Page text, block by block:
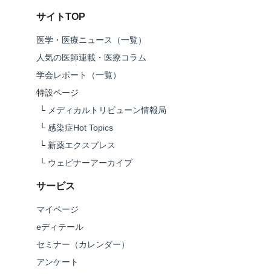
サイトTOP
医学・医療ニュース（一覧）
人気の医師連載・医療コラム
学会レポート（一覧）
特設ページ
└ メディカルトリビューン情報局
└ 感染症Hot Topics
└ 新薬エクスプレス
└ ウェビナーアーカイブ
サービス
マイページ
eディテール
セミナー（カレンダー）
アンケート